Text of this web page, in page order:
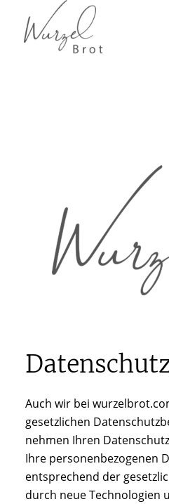
Auch wir bei
gesetzlichen
nehmen Ihren
Ihre personenbezogenen
entsprechend der
durch neue Technologien